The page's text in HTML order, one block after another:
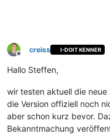
Offline
creiss I-DOIT KENNER
Hallo Steffen,
wir testen aktuell die
die Version offiziell noch
aber schon kurz bevor.
Bekanntmachung